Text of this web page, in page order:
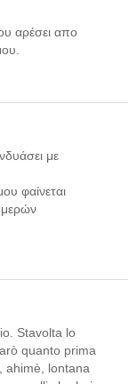
αρέσει απο
με
φαίνεται
Stavolta lo
quanto prima
ahimè, lontana